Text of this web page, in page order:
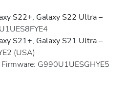
S22+, Galaxy S22 Ultra–
S21+, Galaxy S21 Ultra–
(USA)
Firmware: G990U1UESGHYE5